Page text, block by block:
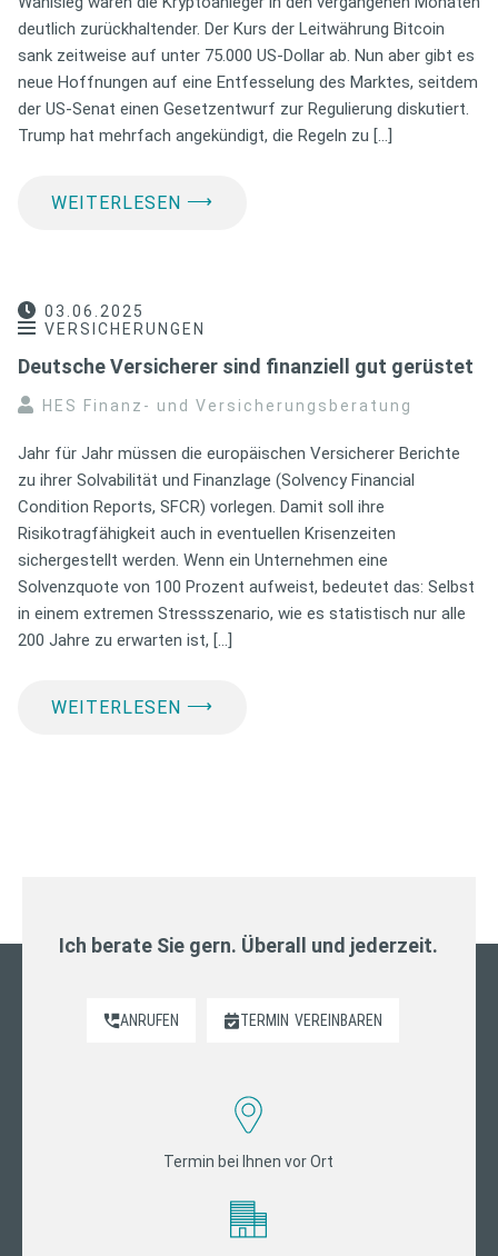
deutlich zurückhaltender. Der Kurs der Leitwährung Bitcoin
sank zeitweise auf unter 75.000 US-Dollar ab. Nun aber gibt es
neue Hoffnungen auf eine Entfesselung des Marktes, seitdem
der US-Senat einen Gesetzentwurf zur Regulierung diskutiert.
Trump hat mehrfach angekündigt, die Regeln zu […]
WEITERLESEN ⟶
03.06.2025
VERSICHERUNGEN
Deutsche Versicherer sind finanziell gut gerüstet
HES Finanz- und Versicherungsberatung
Jahr für Jahr müssen die europäischen Versicherer Berichte
zu ihrer Solvabilität und Finanzlage (Solvency Financial
Condition Reports, SFCR) vorlegen. Damit soll ihre
Risikotragfähigkeit auch in eventuellen Krisenzeiten
sichergestellt werden. Wenn ein Unternehmen eine
Solvenzquote von 100 Prozent aufweist, bedeutet das: Selbst
in einem extremen Stressszenario, wie es statistisch nur alle
200 Jahre zu erwarten ist, […]
WEITERLESEN ⟶
Ich berate Sie gern. Überall und jederzeit.
ANRUFEN TERMIN VEREINBAREN
Termin bei Ihnen vor Ort